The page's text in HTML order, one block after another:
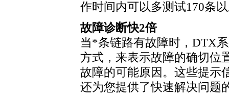
作时间内可以多测试170条
故障诊断快2倍
当*条链路有故障时，DTX
方式，来表示故障的确切位
故障的可能原因。这些提示
还为您提供了快速解决问题